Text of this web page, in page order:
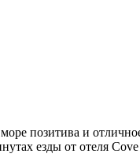
позитива и
езды от отеля